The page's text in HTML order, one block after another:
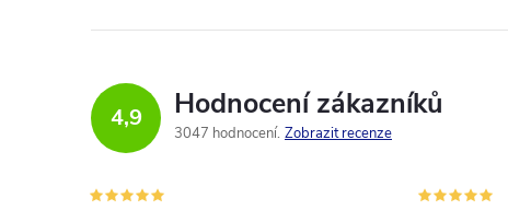
4,9 Hodnocení zákazníků
3047 hodnocení Zobrazit recenze